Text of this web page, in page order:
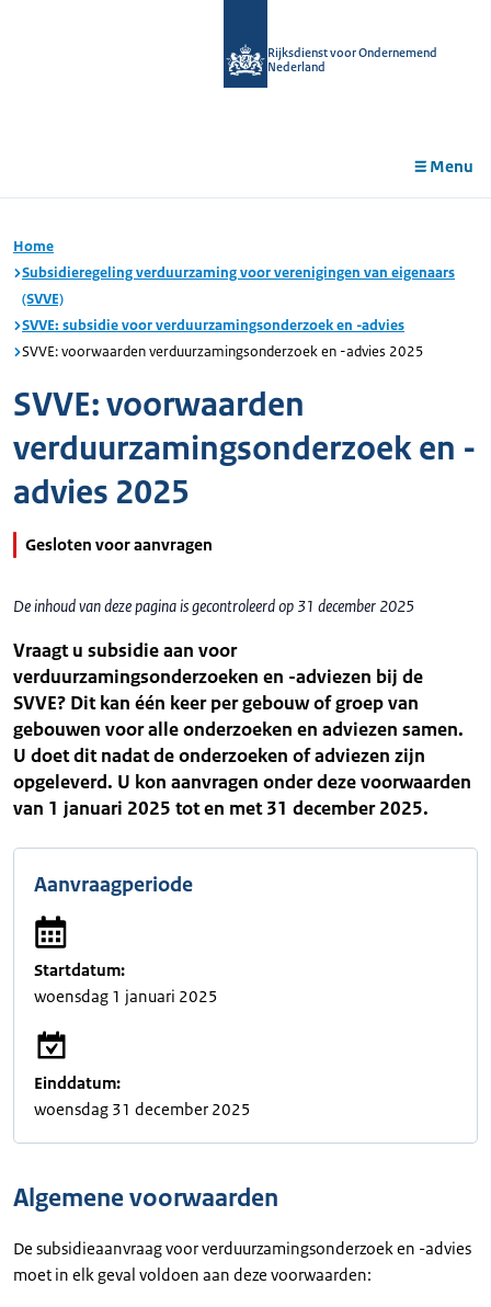
Rijksdienst voor Ondernemend
Nederland
Menu
Home
Subsidieregeling verduurzaming voor verenigingen van eigenaars
(SVVE)
SVVE: subsidie voor verduurzamingsonderzoek en -advies
SVVE: voorwaarden verduurzamingsonderzoek en -advies 2025
SVVE: voorwaarden
verduurzamingsonderzoek en -
advies 2025
Gesloten voor aanvragen
De inhoud van deze pagina is gecontroleerd op 31 december 2025
Vraagt u subsidie aan voor
verduurzamingsonderzoeken en -adviezen bij de
SVVE? Dit kan één keer per gebouw of groep van
gebouwen voor alle onderzoeken en adviezen samen.
U doet dit nadat de onderzoeken of adviezen zijn
opgeleverd. U kon aanvragen onder deze voorwaarden
van 1 januari 2025 tot en met 31 december 2025.
Aanvraagperiode
Startdatum:
woensdag 1 januari 2025
Einddatum:
woensdag 31 december 2025
Algemene voorwaarden
De subsidieaanvraag voor verduurzamingsonderzoek en -advies
moet in elk geval voldoen aan deze voorwaarden: